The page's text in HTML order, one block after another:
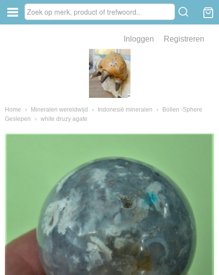
Inloggen Registreren
Home › Mineralen wereldwijd › Indonesië mineralen ›
Bollen -Sphere
Geslepen
› white druzy agate
van fossielen en mineralen